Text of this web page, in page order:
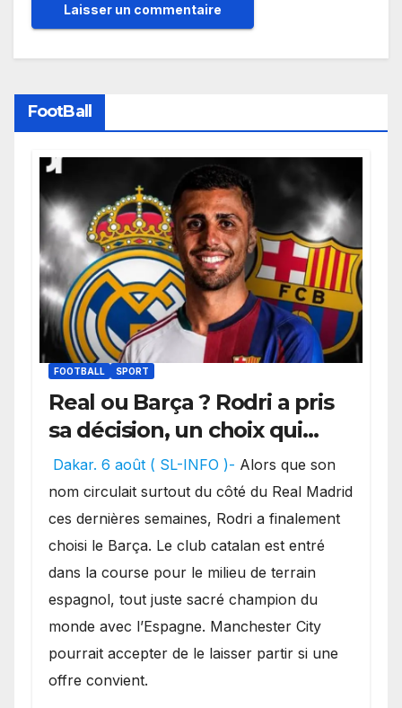
FootBall
FOOTBALL SPORT
Real ou Barça ? Rodri a pris
sa décision, un choix qui
pourrait faire grand bruit
sur le marché des
transferts.
Dakar. 6 août ( SL-INFO )- Alors que son
nom circulait surtout du côté du Real Madrid
ces dernières semaines, Rodri a finalement
choisi le Barça. Le club catalan est entré
dans la course pour le milieu de terrain
espagnol, tout juste sacré champion du
monde avec l’Espagne. Manchester City
pourrait accepter de le laisser partir si une
offre convient.